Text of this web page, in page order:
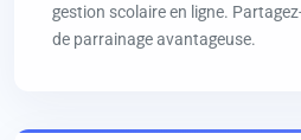
gestion scolaire en ligne.
de parrainage avantageuse.